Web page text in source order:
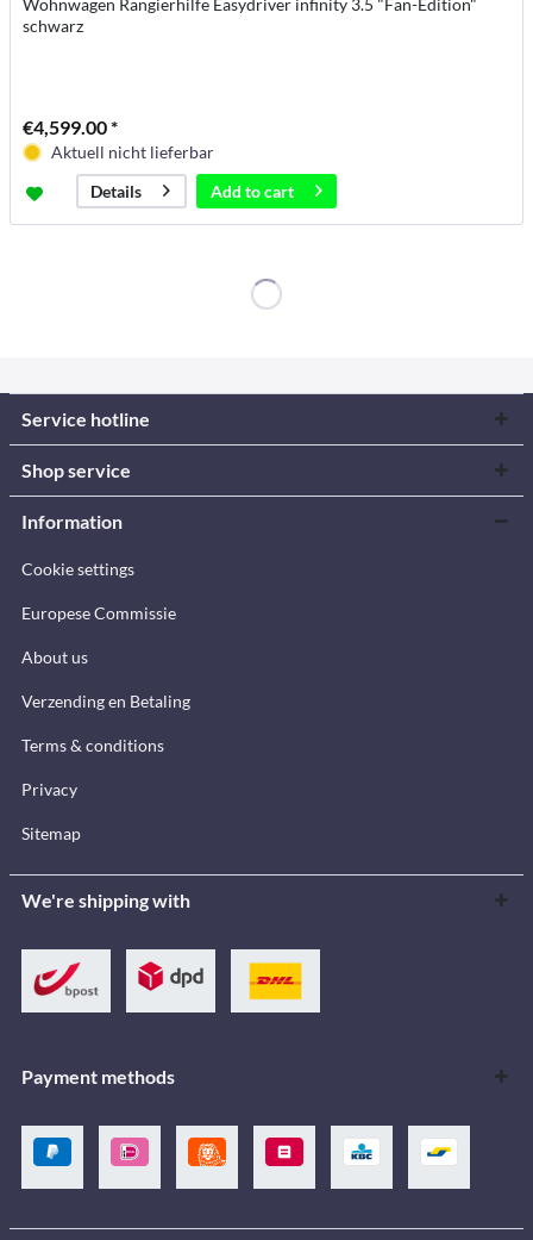
schwarz
€4,599.00 *
Aktuell nicht lieferbar
Details
Add tocart
Service hotline
Shop service
Information
Cookie settings
Europese Commissie
About us
Verzending en Betaling
Terms & conditions
Privacy
Sitemap
We're shipping with
Payment methods